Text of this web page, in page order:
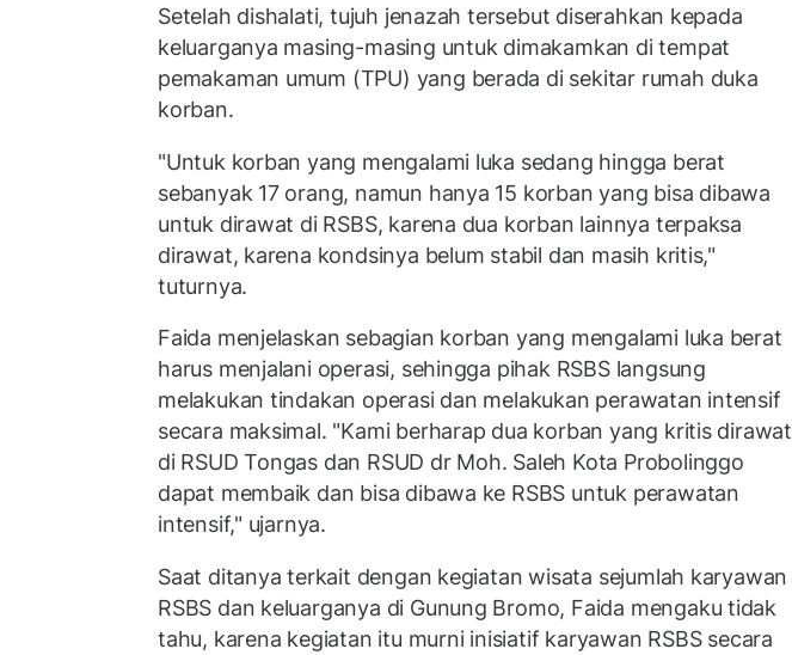
Setelah dishalati, tujuh jenazah tersebut diserahkan kepada
keluarganya masing-masing untuk dimakamkan di tempat
pemakaman umum (TPU) yang berada di sekitar rumah duka
korban.
"Untuk korban yang mengalami luka sedang hingga berat
sebanyak 17 orang, namun hanya 15 korban yang bisa dibawa
untuk dirawat di RSBS, karena dua korban lainnya terpaksa
dirawat, karena kondsinya belum stabil dan masih kritis,"
tuturnya.
Faida menjelaskan sebagian korban yang mengalami luka berat
harus menjalani operasi, sehingga pihak RSBS langsung
melakukan tindakan operasi dan melakukan perawatan intensif
secara maksimal. "Kami berharap dua korban yang kritis dirawat
di RSUD Tongas dan RSUD dr Moh. Saleh Kota Probolinggo
dapat membaik dan bisa dibawa ke RSBS untuk perawatan
intensif," ujarnya.
Saat ditanya terkait dengan kegiatan wisata sejumlah karyawan
RSBS dan keluarganya di Gunung Bromo, Faida mengaku tidak
tahu, karena kegiatan itu murni inisiatif karyawan RSBS secara